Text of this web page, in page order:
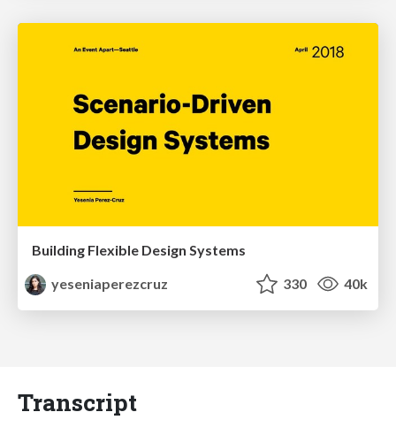
Building Flexible Design Systems
yeseniaperezcruz
330 40k
Transcript